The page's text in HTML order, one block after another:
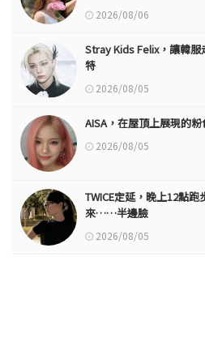
2026/08/06
Stray Kids Felix，讓韓
特
2026/08/05
AISA，在屋頂上展現的
2026/08/05
TWICE定延，晚上12點
來……半邊臉
2026/08/05